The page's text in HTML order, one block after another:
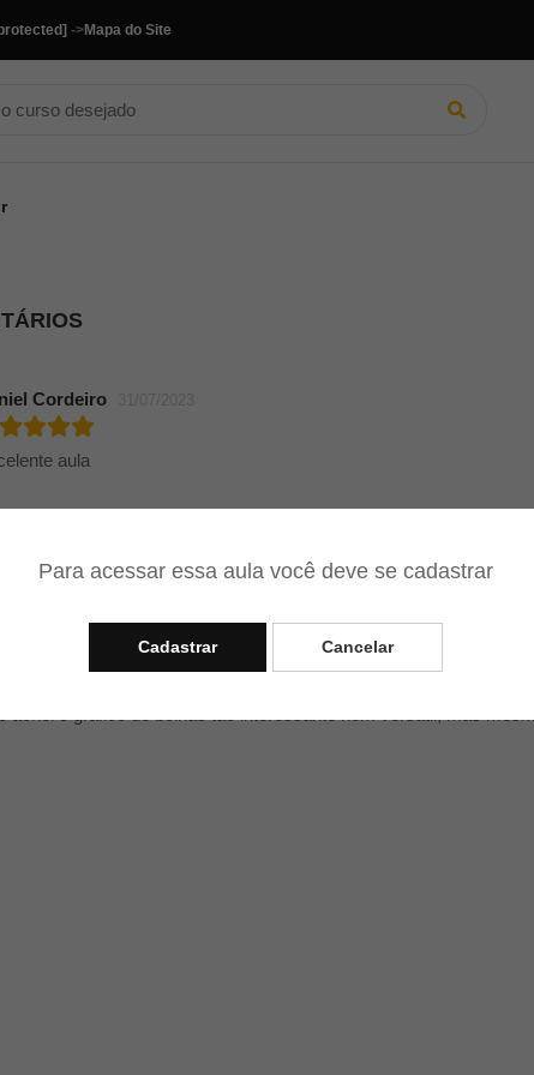
Para acessar essa aula você deve se cadastrar
Cadastrar Cancelar
->Mapa do Site
Cordeiro
aula
Conceição
esse gráfico
Antonio 14/01/2023
achei o gráfico de bolhas tão interessante nem versátil, mas